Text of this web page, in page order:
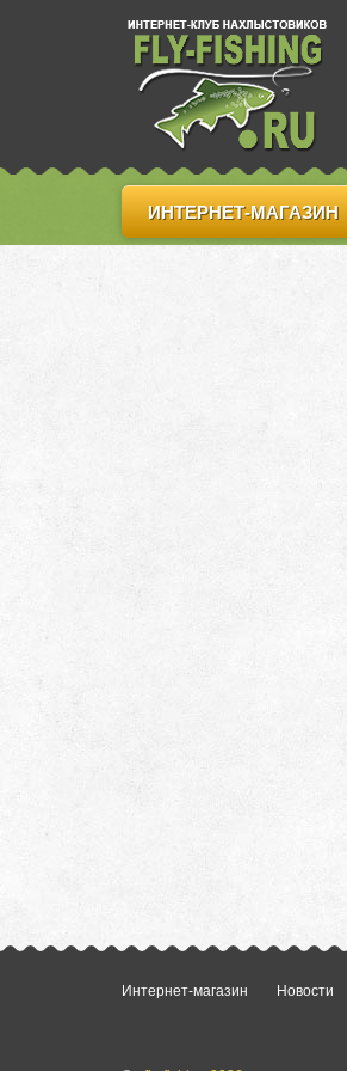
ИНТЕРНЕТ-МАГАЗИН
Интернет-магазин Новости